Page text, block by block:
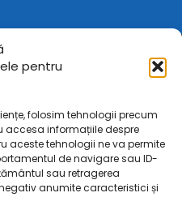
pentru
folosim tehnologii precum
accesa informațiile despre
aceste tehnologii ne va permite
de navigare sau ID-
sau retragerea
anumite caracteristici și